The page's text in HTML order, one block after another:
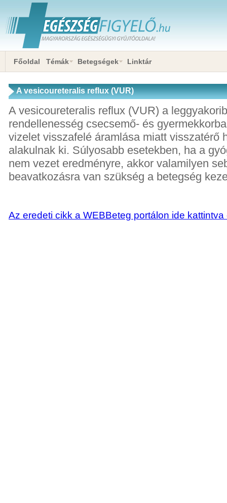
Főoldal Témák Betegségek Linktár
A vesicoureteralis reflux (VUR)
A vesicoureteralis reflux (VUR) a
rendellenesség csecsemő- és
vizelet visszafelé áramlása miatt visszatérő
alakulnak ki. Súlyosabb esetekben, ha a
nem vezet eredményre, akkor valamilyen
beavatkozásra van szükség a betegség
Az eredeti cikk a WEBBeteg portálon ide